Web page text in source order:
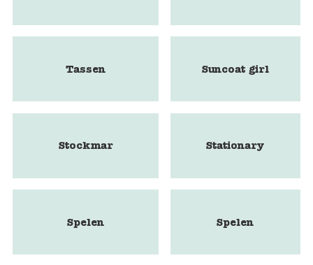
Tassen Suncoat girl
Stockmar Stationary
Spelen Spelen